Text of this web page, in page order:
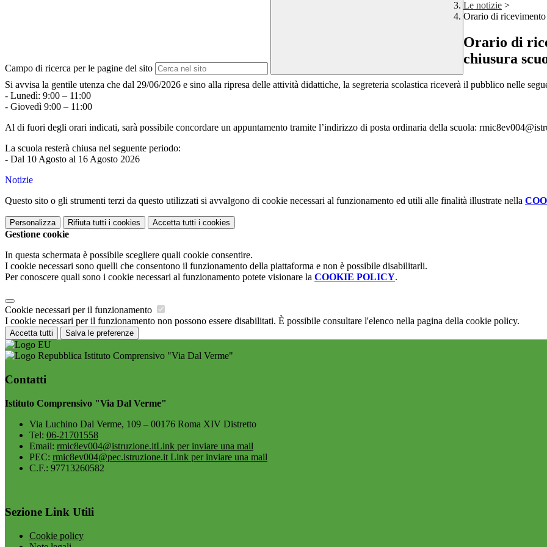
Campo di ricerca per le pagine del sito
Le notizie >
Orario di
Orario di
chiusura
Si avvisa la gentile utenza che dal 29/06/2026 e sino alla ripresa delle attività didattiche, la segreteria scolastica riceverà il pubblico nelle
- Lunedì: 9:00 – 11:00
- Giovedì 9:00 – 11:00
Al di fuori degli orari indicati, sarà possibile concordare un appuntamento tramite l’indirizzo di posta ordinaria della scuola:
La scuola resterà chiusa nel seguente periodo:
- Dal 10 Agosto al 16 Agosto 2026
Notizie
Questo sito o gli strumenti terzi da questo utilizzati si avvalgono di cookie necessari al funzionamento ed utili alle finalità illustrate nella
Personalizza Rifiuta tutti i cookies Accetta tutti i cookies
Gestione cookie
In questa schermata è possibile scegliere quali cookie consentire.
I cookie necessari sono quelli che consentono il funzionamento della piattaforma e non è possibile disabilitarli.
Per conoscere quali sono i cookie necessari al funzionamento potete visionare la COOKIE POLICY.
Cookie necessari per il funzionamento
I cookie necessari per il funzionamento non possono essere disabilitati. È possibile consultare l'elenco nella pagina della cookie policy.
Accetta tutti Salva le preferenze
Istituto Comprensivo "Via Dal Verme"
Contatti
Istituto Comprensivo "Via Dal Verme"
Via Luchino Dal Verme, 109 – 00176 Roma XIV Distretto
Tel: 06-21701558
Email: rmic8ev004@istruzione.itLink per inviare una mail
PEC: rmic8ev004@pec.istruzione.it Link per inviare una mail
C.F.: 97713260582
Sezione Link Utili
Cookie policy